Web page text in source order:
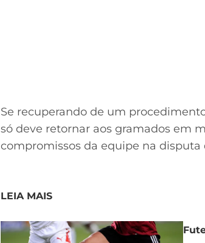
Se recuperando de um
só deve retornar aos gramados em
compromissos da equipe na disputa
LEIA MAIS